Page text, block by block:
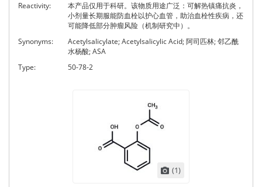
Reactivity:
本产品仅用于科研。该物质用途广泛：可解热镇痛抗炎，
小剂量长期服能防血栓以护心血管，助治血栓性疾病，还
可能降低部分肿瘤风险（机制研究中）。
Synonyms:
Acetylsalicylate; Acetylsalicylic Acid; 阿司匹林; 邻乙酰
水杨酸; ASA
Type:
50-78-2
(1)